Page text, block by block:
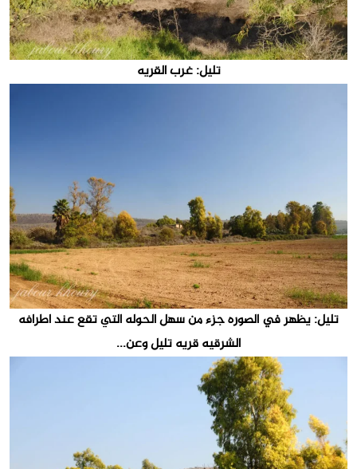
تليل: غرب القريه
تليل: يظهر في الصوره جزء من سهل الحوله التي تقع عند اطرافه
الشرقيه قريه تليل وعن...